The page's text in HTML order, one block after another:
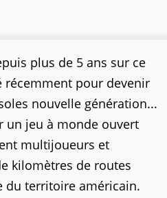
plus de 5 ans sur ce
récemment pour devenir
nouvelle génération...
un jeu à monde ouvert
multijoueurs et
kilomètres de routes
du territoire américain.